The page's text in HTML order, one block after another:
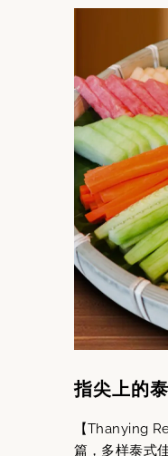
指尖上的
【Thanying
篇，多样泰式